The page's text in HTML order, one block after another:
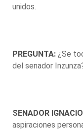
unidos.
PREGUNTA: ¿Se
del senador
SENADOR
aspiraciones